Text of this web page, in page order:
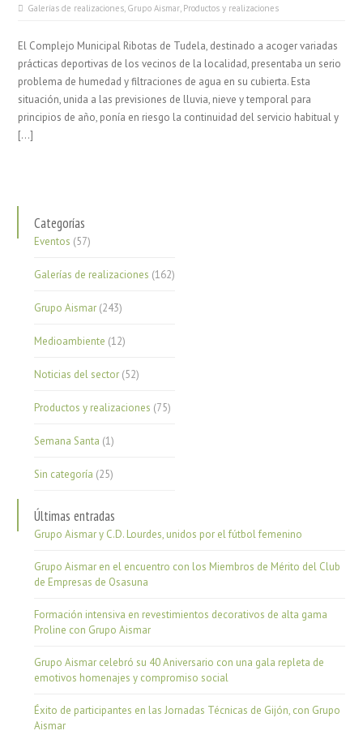
Galerías de realizaciones, Grupo Aismar, Productos y realizaciones
El Complejo Municipal Ribotas de Tudela, destinado a acoger variadas
prácticas deportivas de los vecinos de la localidad, presentaba un serio
problema de humedad y filtraciones de agua en su cubierta. Esta
situación, unida a las previsiones de lluvia, nieve y temporal para
principios de año, ponía en riesgo la continuidad del servicio habitual y
[…]
Categorías
Eventos (57)
Galerías de realizaciones (162)
Grupo Aismar (243)
Medioambiente (12)
Noticias del sector (52)
Productos y realizaciones (75)
Semana Santa (1)
Sin categoría (25)
Últimas entradas
Grupo Aismar y C.D. Lourdes, unidos por el fútbol femenino
Grupo Aismar en el encuentro con los Miembros de Mérito del Club
de Empresas de Osasuna
Formación intensiva en revestimientos decorativos de alta gama
Proline con Grupo Aismar
Grupo Aismar celebró su 40 Aniversario con una gala repleta de
emotivos homenajes y compromiso social
Éxito de participantes en las Jornadas Técnicas de Gijón, con Grupo
Aismar